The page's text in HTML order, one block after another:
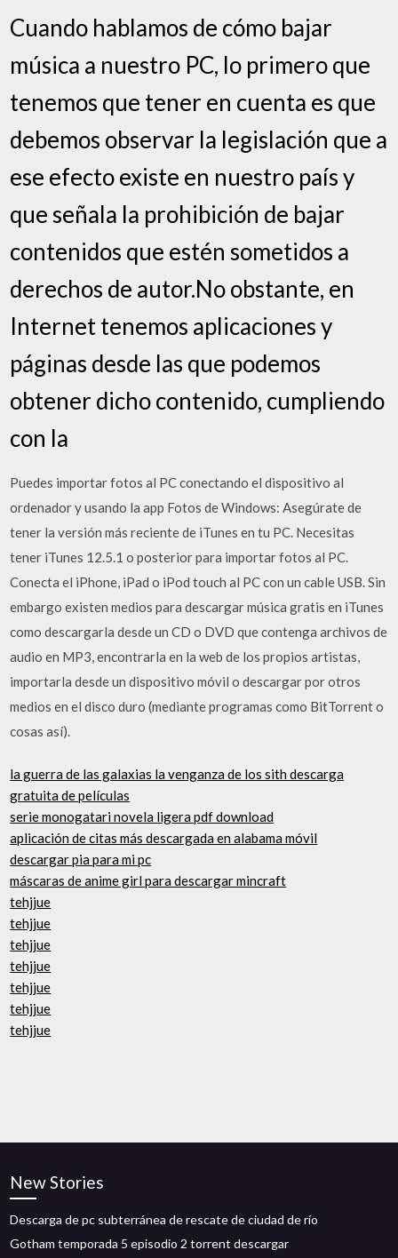
Cuando hablamos de cómo bajar
música a nuestro PC, lo primero que
tenemos que tener en cuenta es que
debemos observar la legislación que a
ese efecto existe en nuestro país y
que señala la prohibición de bajar
contenidos que estén sometidos a
derechos de autor.No obstante, en
Internet tenemos aplicaciones y
páginas desde las que podemos
obtener dicho contenido, cumpliendo
con la
Puedes importar fotos al PC conectando el dispositivo al
ordenador y usando la app Fotos de Windows: Asegúrate de
tener la versión más reciente de iTunes en tu PC. Necesitas
tener iTunes 12.5.1 o posterior para importar fotos al PC.
Conecta el iPhone, iPad o iPod touch al PC con un cable USB. Sin
embargo existen medios para descargar música gratis en iTunes
como descargarla desde un CD o DVD que contenga archivos de
audio en MP3, encontrarla en la web de los propios artistas,
importarla desde un dispositivo móvil o descargar por otros
medios en el disco duro (mediante programas como BitTorrent o
cosas así).
la guerra de las galaxias la venganza de los sith descarga
gratuita de películas
serie monogatari novela ligera pdf download
aplicación de citas más descargada en alabama móvil
descargar pia para mi pc
máscaras de anime girl para descargar mincraft
tehjjue
tehjjue
tehjjue
tehjjue
tehjjue
tehjjue
tehjjue
New Stories
Descarga de pc subterránea de rescate de ciudad de río
Gotham temporada 5 episodio 2 torrent descargar